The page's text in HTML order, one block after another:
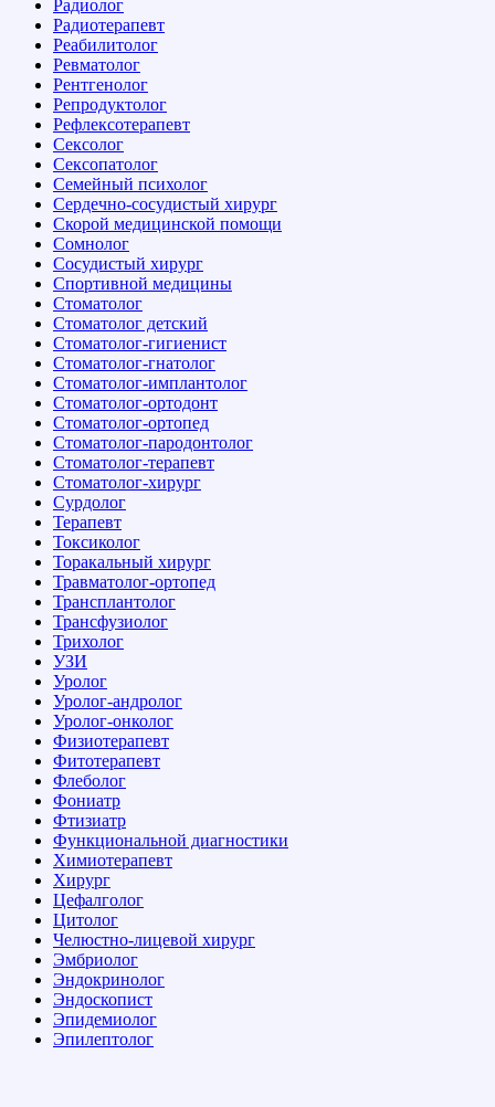
Радиолог
Радиотерапевт
Реабилитолог
Ревматолог
Рентгенолог
Репродуктолог
Рефлексотерапевт
Сексолог
Сексопатолог
Семейный психолог
Сердечно-сосудистый хирург
Скорой медицинской помощи
Сомнолог
Сосудистый хирург
Спортивной медицины
Стоматолог
Стоматолог детский
Стоматолог-гигиенист
Стоматолог-гнатолог
Стоматолог-имплантолог
Стоматолог-ортодонт
Стоматолог-ортопед
Стоматолог-пародонтолог
Стоматолог-терапевт
Стоматолог-хирург
Сурдолог
Терапевт
Токсиколог
Торакальный хирург
Травматолог-ортопед
Трансплантолог
Трансфузиолог
Трихолог
УЗИ
Уролог
Уролог-андролог
Уролог-онколог
Физиотерапевт
Фитотерапевт
Флеболог
Фониатр
Фтизиатр
Функциональной диагностики
Химиотерапевт
Хирург
Цефалголог
Цитолог
Челюстно-лицевой хирург
Эмбриолог
Эндокринолог
Эндоскопист
Эпидемиолог
Эпилептолог